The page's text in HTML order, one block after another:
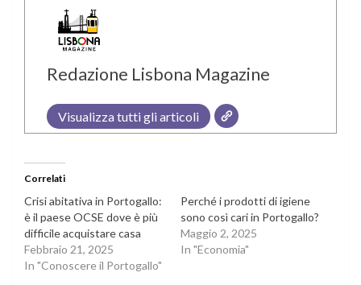
Redazione Lisbona Magazine
Visualizza tutti gli articoli
Correlati
Crisi abitativa in Portogallo:
è il paese OCSE dove è più
difficile acquistare casa
Febbraio 21, 2025
In "Conoscere il Portogallo"
Perché i prodotti di igiene
sono così cari in Portogallo?
Maggio 2, 2025
In "Economia"